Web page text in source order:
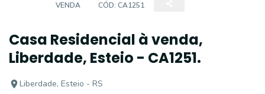
VENDA CÓD: CA1251
Casa Residencial à venda,
Liberdade, Esteio - CA1251.
Liberdade, Esteio - RS